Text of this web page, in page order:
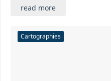
read more
Cartographies